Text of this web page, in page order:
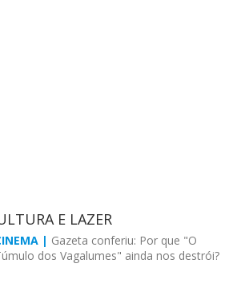
E LAZER
| Gazeta conferiu: Por que "O
dos Vagalumes" ainda nos destrói?